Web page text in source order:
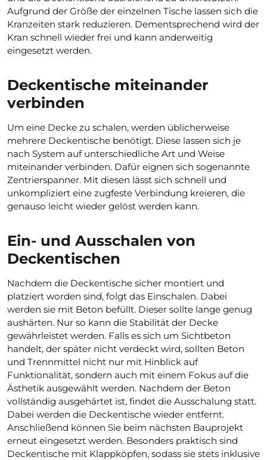
Aufgrund der Größe der einzelnen Tische lassen sich die
Kranzeiten stark reduzieren. Dementsprechend wird der
Kran schnell wieder frei und kann anderweitig
eingesetzt werden.
Deckentische miteinander
verbinden
Um eine Decke zu schalen, werden üblicherweise
mehrere Deckentische benötigt. Diese lassen sich je
nach System auf unterschiedliche Art und Weise
miteinander verbinden. Dafür eignen sich sogenannte
Zentrierspanner. Mit diesen lässt sich schnell und
unkompliziert eine zugfeste Verbindung kreieren, die
genauso leicht wieder gelöst werden kann.
Ein- und Ausschalen von
Deckentischen
Nachdem die Deckentische sicher montiert und
platziert worden sind, folgt das Einschalen. Dabei
werden sie mit Beton befüllt. Dieser sollte lange genug
aushärten. Nur so kann die Stabilität der Decke
gewährleistet werden. Falls es sich um Sichtbeton
handelt, der später nicht verdeckt wird, sollten Beton
und Trennmittel nicht nur mit Hinblick auf
Funktionalität, sondern auch mit einem Fokus auf die
Ästhetik ausgewählt werden. Nachdem der Beton
vollständig ausgehärtet ist, findet die Ausschalung statt.
Dabei werden die Deckentische wieder entfernt.
Anschließend können Sie beim nächsten Bauprojekt
erneut eingesetzt werden. Besonders praktisch sind
Deckentische mit Klappköpfen, sodass sie stets inklusive